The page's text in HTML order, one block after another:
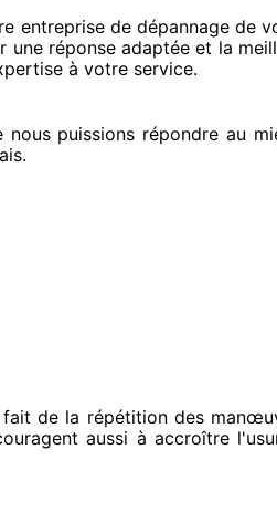
entreprisede dépannage de
une réponse adaptée et la
à votre service.
puissions répondre au
de la répétition des
aussi à accroître